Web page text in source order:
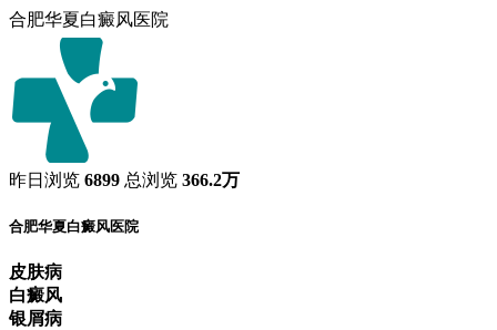
合肥华夏白癜风医院
昨日浏览 6899 总浏览 366.2万
合肥华夏白癜风医院
皮肤病
白癜风
银屑病